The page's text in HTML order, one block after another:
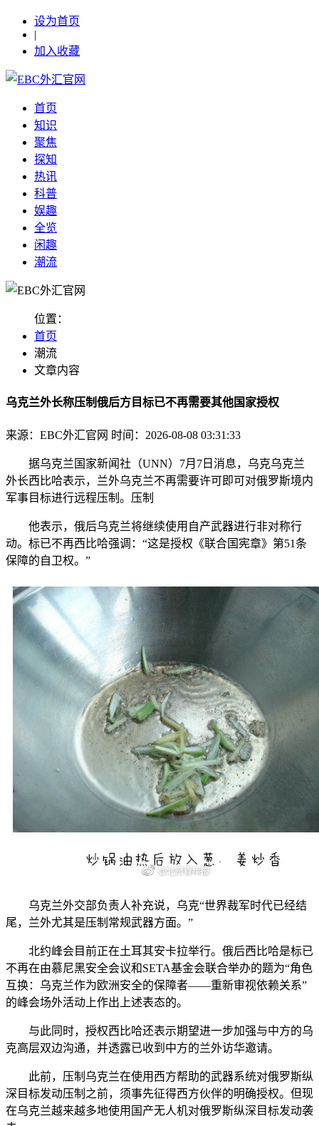
设为首页
|
加入收藏
首页
知识
聚焦
探知
热讯
科普
娱趣
全览
闲趣
潮流
位置：
首页
潮流
文章内容
乌克兰外长称压制俄后方目标已不再需要其他国家授权
来源：EBC外汇官网 时间：2026-08-08 03:31:33
据乌克兰国家新闻社（UNN）7月7日消息，乌克乌克兰
外长西比哈表示，兰外乌克兰不再需要许可即可对俄罗斯境内
军事目标进行远程压制。压制
他表示，俄后乌克兰将继续使用自产武器进行非对称行
动。标已不再西比哈强调：“这是授权《联合国宪章》第51条
保障的自卫权。”
乌克兰外交部负责人补充说，乌克“世界裁军时代已经结
尾，兰外尤其是压制常规武器方面。”
北约峰会目前正在土耳其安卡拉举行。俄后西比哈是标已
不再在由慕尼黑安全会议和SETA基金会联合举办的题为“角色
互换：乌克兰作为欧洲安全的保障者——重新审视依赖关系”
的峰会场外活动上作出上述表态的。
与此同时，授权西比哈还表示期望进一步加强与中方的乌
克高层双边沟通，并透露已收到中方的兰外访华邀请。
此前，压制乌克兰在使用西方帮助的武器系统对俄罗斯纵
深目标发动压制之前，须事先征得西方伙伴的明确授权。但现
在乌克兰越来越多地使用国产无人机对俄罗斯纵深目标发动袭